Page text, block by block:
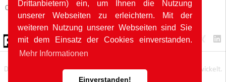
Drittanbietern) ein, um Ihnen die Nutzung
unserer Webseiten zu erleichtern. Mit der
weiteren Nutzung unserer Webseiten sind Sie
mit dem Einsatz der Cookies einverstanden.
Mehr Informationen
Einverstanden!
Geschlossen
© 2026 by POK
Die Webseite wurde mit in Deutschland und Frankreich entwickelt.